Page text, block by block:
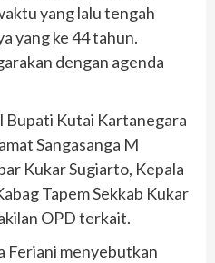
yang lalu tengah
yang ke 44 tahun.
dengan agenda
Bupati Kutai Kartanegara
Sangasanga M
Kukar Sugiarto, Kepala
Tapem Sekkab Kukar
OPD terkait.
Feriani menyebutkan